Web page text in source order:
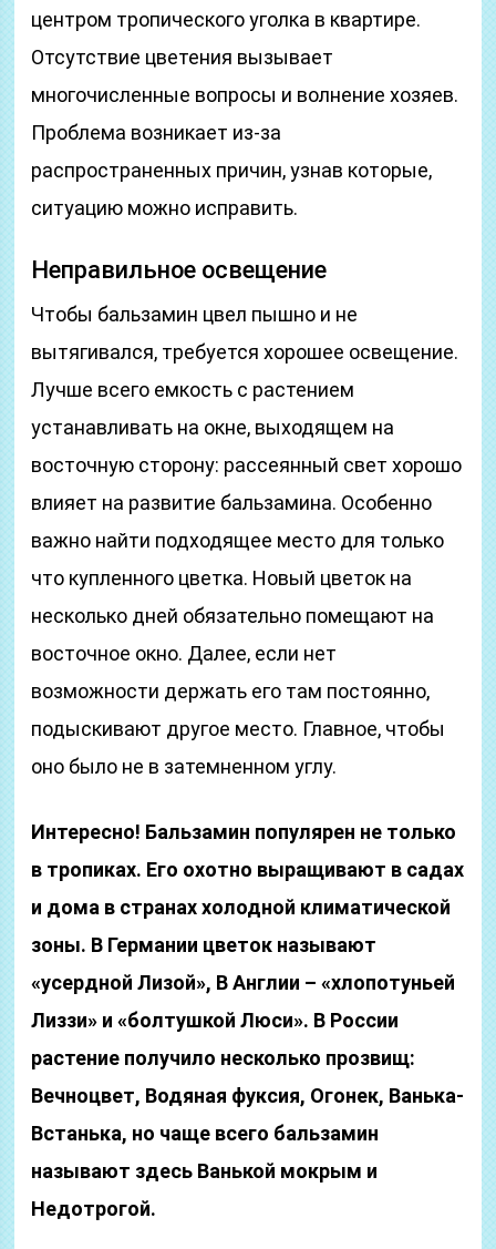
центром тропического уголка в квартире.
Отсутствие цветения вызывает
многочисленные вопросы и волнение хозяев.
Проблема возникает из-за
распространенных причин, узнав которые,
ситуацию можно исправить.
Неправильное освещение
Чтобы бальзамин цвел пышно и не
вытягивался, требуется хорошее освещение.
Лучше всего емкость с растением
устанавливать на окне, выходящем на
восточную сторону: рассеянный свет хорошо
влияет на развитие бальзамина. Особенно
важно найти подходящее место для только
что купленного цветка. Новый цветок на
несколько дней обязательно помещают на
восточное окно. Далее, если нет
возможности держать его там постоянно,
подыскивают другое место. Главное, чтобы
оно было не в затемненном углу.
Интересно! Бальзамин популярен не только
в тропиках. Его охотно выращивают в садах
и дома в странах холодной климатической
зоны. В Германии цветок называют
«усердной Лизой», В Англии – «хлопотуньей
Лиззи» и «болтушкой Люси». В России
растение получило несколько прозвищ:
Вечноцвет, Водяная фуксия, Огонек, Ванька-
Встанька, но чаще всего бальзамин
называют здесь Ванькой мокрым и
Недотрогой.